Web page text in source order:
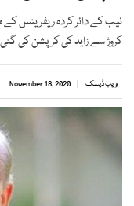
کروڑ سے زاید کی کرپشن کی گئی
ویب ڈیسک November 18, 2020